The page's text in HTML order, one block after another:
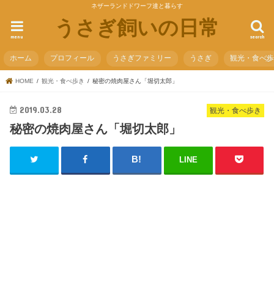
ネザーランドドワーフ達と暮らす
うさぎ飼いの日常 search
menu
ホーム プロフィール うさぎファミリー うさぎ 観光・食べ
HOME 観光・食べ歩き 秘密の焼肉屋さん「堀切太郎」
観光・食べ歩き
2019.03.28
秘密の焼肉屋さん「堀切太郎」
LINE